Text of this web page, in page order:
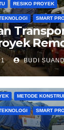
RESIKO PROYEK
SMART
BUDI
BIAYA
METODE
SMART